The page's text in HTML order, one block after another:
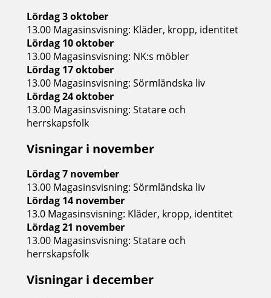
Lördag 3 oktober
13.00 Magasinsvisning: Kläder, kropp, identitet
Lördag 10 oktober
13.00 Magasinsvisning: NK:s möbler
Lördag 17 oktober
13.00 Magasinsvisning: Sörmländska liv
Lördag 24 oktober
13.00 Magasinsvisning: Statare och
herrskapsfolk
Visningar i november
Lördag 7 november
13.00 Magasinsvisning: Sörmländska liv
Lördag 14 november
13.0 Magasinsvisning: Kläder, kropp, identitet
Lördag 21 november
13.00 Magasinsvisning: Statare och
herrskapsfolk
Visningar i december